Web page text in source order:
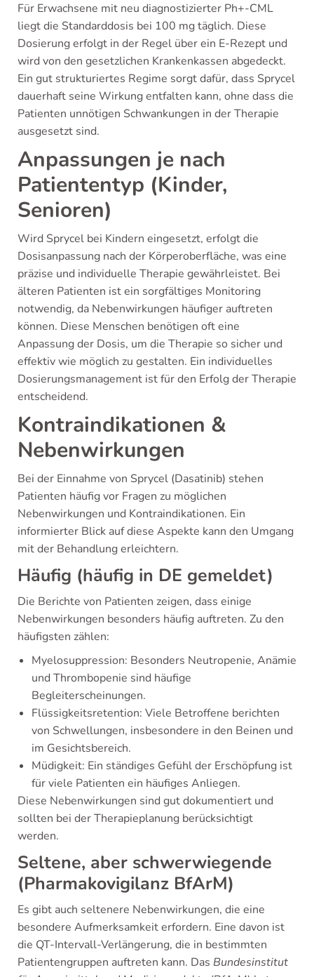
Für Erwachsene mit neu diagnostizierter Ph+-CML
liegt die Standarddosis bei 100 mg täglich. Diese
Dosierung erfolgt in der Regel über ein E-Rezept und
wird von den gesetzlichen Krankenkassen abgedeckt.
Ein gut strukturiertes Regime sorgt dafür, dass Sprycel
dauerhaft seine Wirkung entfalten kann, ohne dass die
Patienten unnötigen Schwankungen in der Therapie
ausgesetzt sind.
Anpassungen je nach
Patiententyp (Kinder,
Senioren)
Wird Sprycel bei Kindern eingesetzt, erfolgt die
Dosisanpassung nach der Körperoberfläche, was eine
präzise und individuelle Therapie gewährleistet. Bei
älteren Patienten ist ein sorgfältiges Monitoring
notwendig, da Nebenwirkungen häufiger auftreten
können. Diese Menschen benötigen oft eine
Anpassung der Dosis, um die Therapie so sicher und
effektiv wie möglich zu gestalten. Ein individuelles
Dosierungsmanagement ist für den Erfolg der Therapie
entscheidend.
Kontraindikationen &
Nebenwirkungen
Bei der Einnahme von Sprycel (Dasatinib) stehen
Patienten häufig vor Fragen zu möglichen
Nebenwirkungen und Kontraindikationen. Ein
informierter Blick auf diese Aspekte kann den Umgang
mit der Behandlung erleichtern.
Häufig (häufig in DE gemeldet)
Die Berichte von Patienten zeigen, dass einige
Nebenwirkungen besonders häufig auftreten. Zu den
häufigsten zählen:
Myelosuppression: Besonders Neutropenie, Anämie
und Thrombopenie sind häufige
Begleiterscheinungen.
Flüssigkeitsretention: Viele Betroffene berichten
von Schwellungen, insbesondere in den Beinen und
im Gesichtsbereich.
Müdigkeit: Ein ständiges Gefühl der Erschöpfung ist
für viele Patienten ein häufiges Anliegen.
Diese Nebenwirkungen sind gut dokumentiert und
sollten bei der Therapieplanung berücksichtigt
werden.
Seltene, aber schwerwiegende
(Pharmakovigilanz BfArM)
Es gibt auch seltenere Nebenwirkungen, die eine
besondere Aufmerksamkeit erfordern. Eine davon ist
die QT-Intervall-Verlängerung, die in bestimmten
Patientengruppen auftreten kann. Das Bundesinstitut